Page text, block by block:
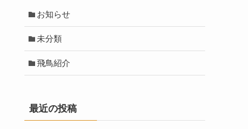
お知らせ
未分類
飛鳥紹介
最近の投稿